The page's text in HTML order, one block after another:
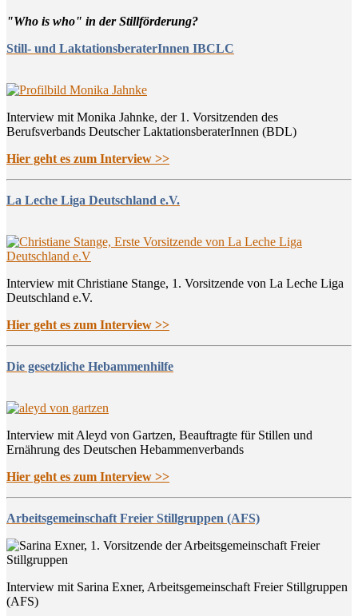
"Who is who" in der Stillförderung?
Still- und LaktationsberaterInnen IBCLC
Interview mit Monika Jahnke, der 1. Vorsitzenden des
Berufsverbands Deutscher LaktationsberaterInnen (BDL)
Hier geht es zum Interview >>
La Leche Liga Deutschland e.V.
Interview mit Christiane Stange, 1. Vorsitzende von La Leche Liga
Deutschland e.V.
Hier geht es zum Interview >>
Die gesetzliche Hebammenhilfe
Interview mit Aleyd von Gartzen, Beauftragte für Stillen und
Ernährung des Deutschen Hebammenverbands
Hier geht es zum Interview >>
Arbeitsgemeinschaft Freier Stillgruppen (AFS)
Interview mit Sarina Exner, Arbeitsgemeinschaft Freier Stillgruppen
(AFS)